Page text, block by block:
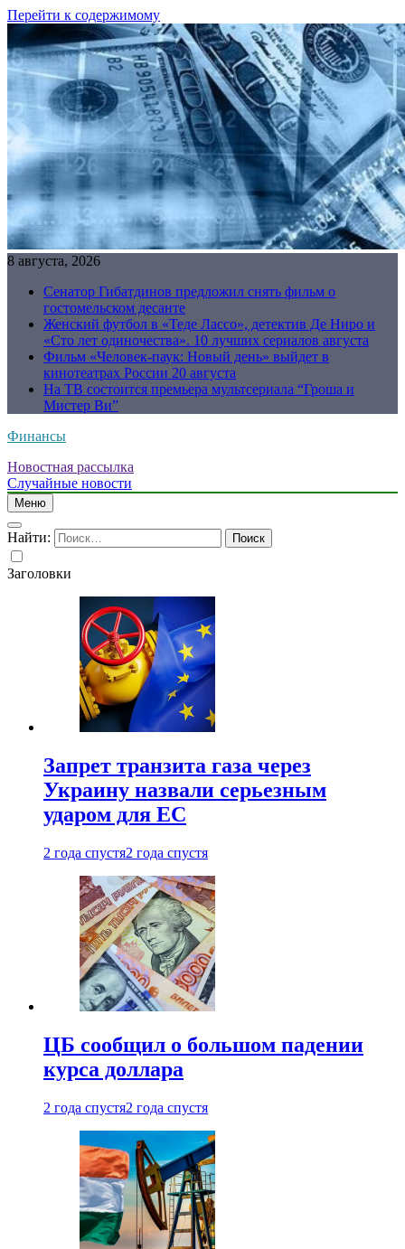
Перейти к содержимому
8 августа, 2026
Сенатор Гибатдинов предложил снять фильм о
гостомельском десанте
Женский футбол в «Теде Лассо», детектив Де Ниро и
«Сто лет одиночества». 10 лучших сериалов августа
Фильм «Человек-паук: Новый день» выйдет в
кинотеатрах России 20 августа
На ТВ состоится премьера мультсериала “Гроша и
Мистер Ви”
Финансы
Новостная рассылка
Случайные новости
Меню
Найти:
Заголовки
Запрет транзита газа через
Украину назвали серьезным
ударом для ЕС
2 года спустя2 года спустя
ЦБ сообщил о большом падении
курса доллара
2 года спустя2 года спустя